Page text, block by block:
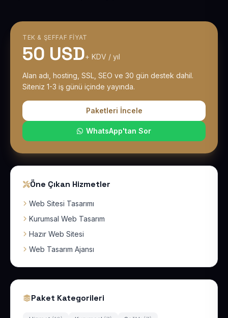
TEK & ŞEFFAF FIYAT
50 USD+ KDV / yıl
Alan adı, hosting, SSL, SEO ve 30 gün destek dahil.
Siteniz 1-3 iş günü içinde yayında.
Paketleri İncele
WhatsApp'tan Sor
Öne Çıkan Hizmetler
Web Sitesi Tasarımı
Kurumsal Web Tasarım
Hazır Web Sitesi
Web Tasarım Ajansı
Paket Kategorileri